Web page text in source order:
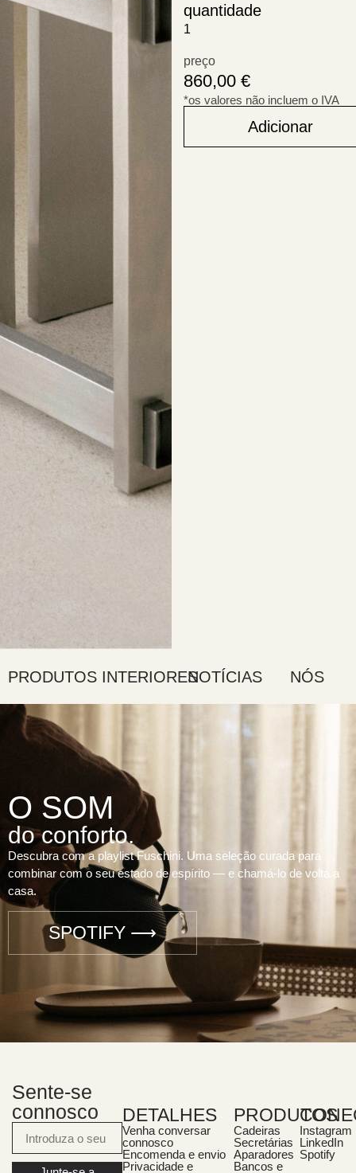
quantidade
preço
860,00€
*os valores não incluem o IVA
Adicionar
PRODUTOS INTERIORESNOTÍCIAS NÓS
O SOM
do conforto.
Descubra com a playlist Fuschini. Uma seleção curada para
combinar com o seu estado de espírito — e chamá-lo de volta a
casa.
SPOTIFY ⟶
Sente-se
connosco
DETALHES
Venha conversar
connosco
Encomenda e envio
Privacidade e
PRODUTOS
Cadeiras
Secretárias
Aparadores
Bancos e
Instagram
LinkedIn
Spotify